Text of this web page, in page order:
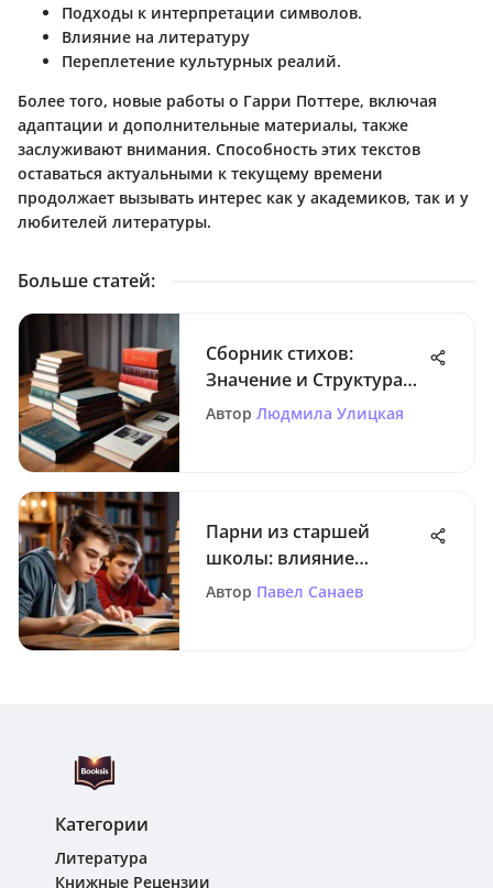
Подходы к интерпретации символов.
Влияние на литературу
Переплетение культурных реалий.
Более того, новые работы о Гарри Поттере, включая
адаптации и дополнительные материалы, также
заслуживают внимания. Способность этих текстов
оставаться актуальными к текущему времени
продолжает вызывать интерес как у академиков, так и у
любителей литературы.
Больше статей:
Сборник стихов:
Значение и Структура
Литературного
Автор Людмила Улицкая
Парни из старшей
школы: влияние
онлайн-чтения
Автор Павел Санаев
Категории
Литература
Книжные Рецензии